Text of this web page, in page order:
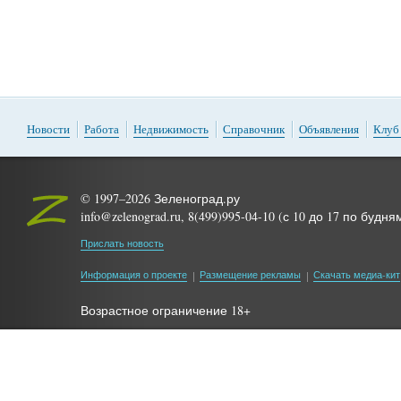
Новости Работа Недвижимость Справочник Объявления Клуб
© 1997–2026 Зеленоград.ру
info@zelenograd.ru, 8(499)995-04-10 (с 10 до 17 по
Прислать новость
Информация о проекте Размещение рекламы Скачать медиа-кит
Возрастное ограничение 18+